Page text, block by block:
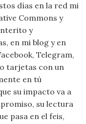
días en la red mi
Commons y
y
en mi blog y en
Telegram,
tarjetas con un
en tú
su impacto va a
su lectura
pasa en el feis,